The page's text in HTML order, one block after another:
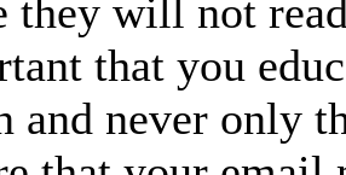
they will not
that you
and never only